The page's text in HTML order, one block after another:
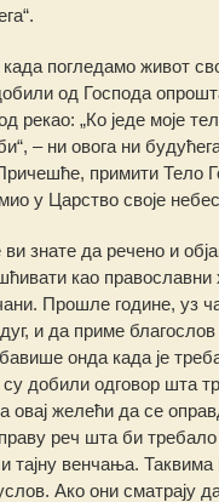
погледамо живот
од Господа
рекао: „Ко једе моје
– ни овога ни
примити Тело
у Царство своје
знате да речено и
као православни
Прошле године, уз
дуг, и да приме
онда када је
добили одговор шта
овај желећи да се
реч шта би
тајну венчања.
Ако они сматрају